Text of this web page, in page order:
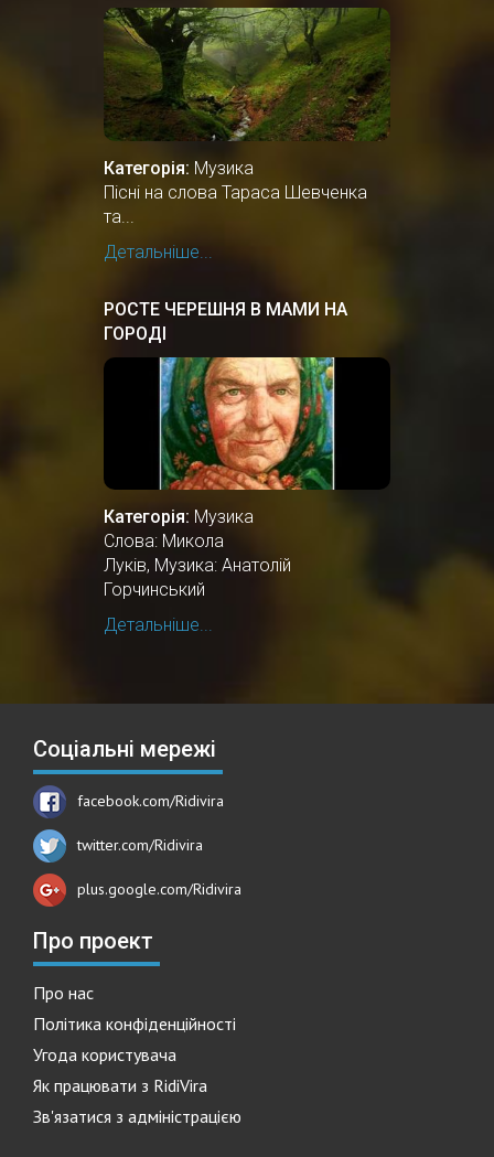
Категорія: Музика
Пісні на слова Тараса Шевченка
та...
Детальніше...
РОСТЕ ЧЕРЕШНЯ В МАМИ НА
ГОРОДІ
Категорія: Музика
Слова: Микола
Луків, Музика: Анатолій
Горчинський
Детальніше...
Соціальні мережі
facebook.com/Ridivira
twitter.com/Ridivira
plus.google.com/Ridivira
Про проект
Про нас
Політика конфіденційності
Угода користувача
Як працювати з RidiVira
Зв'язатися з адміністрацією